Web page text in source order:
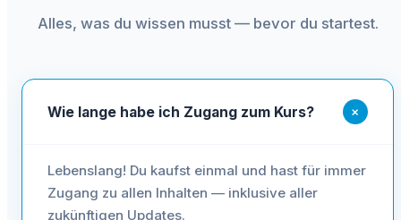
Alles, was du wissen musst — bevor du startest.
Wie lange habe ich Zugang zum Kurs? +
Lebenslang! Du kaufst einmal und hast für immer
Zugang zu allen Inhalten — inklusive aller
zukünftigen Updates.